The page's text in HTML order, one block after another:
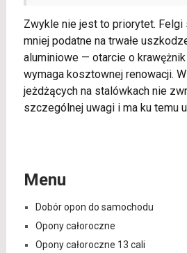
Zwykle nie jest to priorytet.
mniej podatne na trwałe
aluminiowe — otarcie o
wymaga kosztownej renowacji.
jeżdżących na stalówkach nie
szczególnej uwagi i ma ku temu
Menu
Dobór opon do samochodu
Opony całoroczne
Opony całoroczne 13 cali